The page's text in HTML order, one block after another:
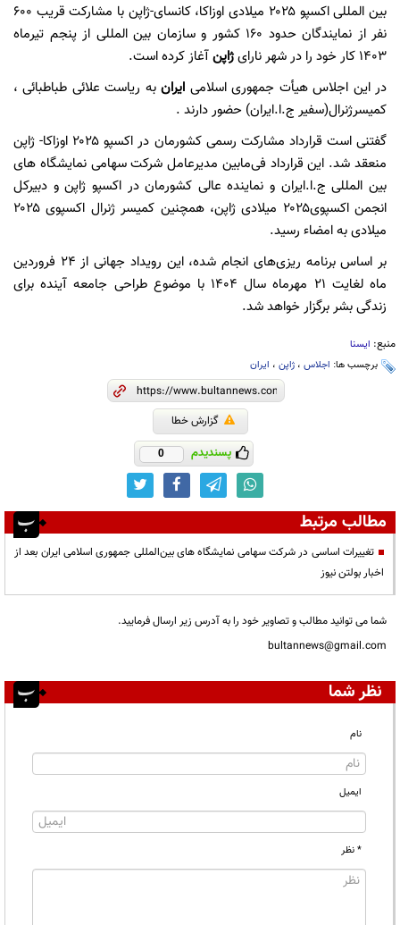
بین المللی اکسپو ۲۰۲۵ میلادی اوزاکا، کانسای-ژاپن با مشارکت قریب ۶۰۰
نفر از نمایندگان حدود ۱۶۰ کشور و سازمان بین المللی از پنجم تیرماه
۱۴۰۳ کار خود را در شهر نارای
ژاپنآغاز کرده است.
در این اجلاس هیأت جمهوری اسلامی ایرانبه ریاست علائی طباطبائی ،
کمیسرژنرال(سفیر ج.ا.ایران) حضور دارند .
گفتنی است قرارداد مشارکت رسمی کشورمان در اکسپو ۲۰۲۵ اوزاکا- ژاپن
منعقد شد. این قرارداد فی‌مابین مدیرعامل شرکت سهامی نمایشگاه های
بین المللی ج.ا.ایران و نماینده عالی کشورمان در اکسپو ژاپن و دبیرکل
انجمن اکسپوی۲۰۲۵ میلادی ژاپن، همچنین کمیسر ژنرال اکسپوی ۲۰۲۵
میلادی به امضاء رسید.
بر اساس برنامه ریزی‌های انجام شده، این رویداد جهانی از ۲۴ فروردین
ماه لغایت ۲۱ مهرماه سال ۱۴۰۴ با موضوع طراحی جامعه آینده برای
زندگی بشر برگزار خواهد شد.
منبع: ایسنا
برچسب ها: اجلاس ، ژاپن ، ایران
گزارش خطا
پسندیدم 0
مطالب مرتبط
تغییرات اساسی در شرکت سهامی نمایشگاه های بین‌المللی جمهوری اسلامی ایران بعد از
اخبار بولتن نیوز
شما می توانید مطالب و تصاویر خود را به آدرس زیر ارسال فرمایید.
bultannews@gmail.com
نظر شما
نام
ایمیل
* نظر